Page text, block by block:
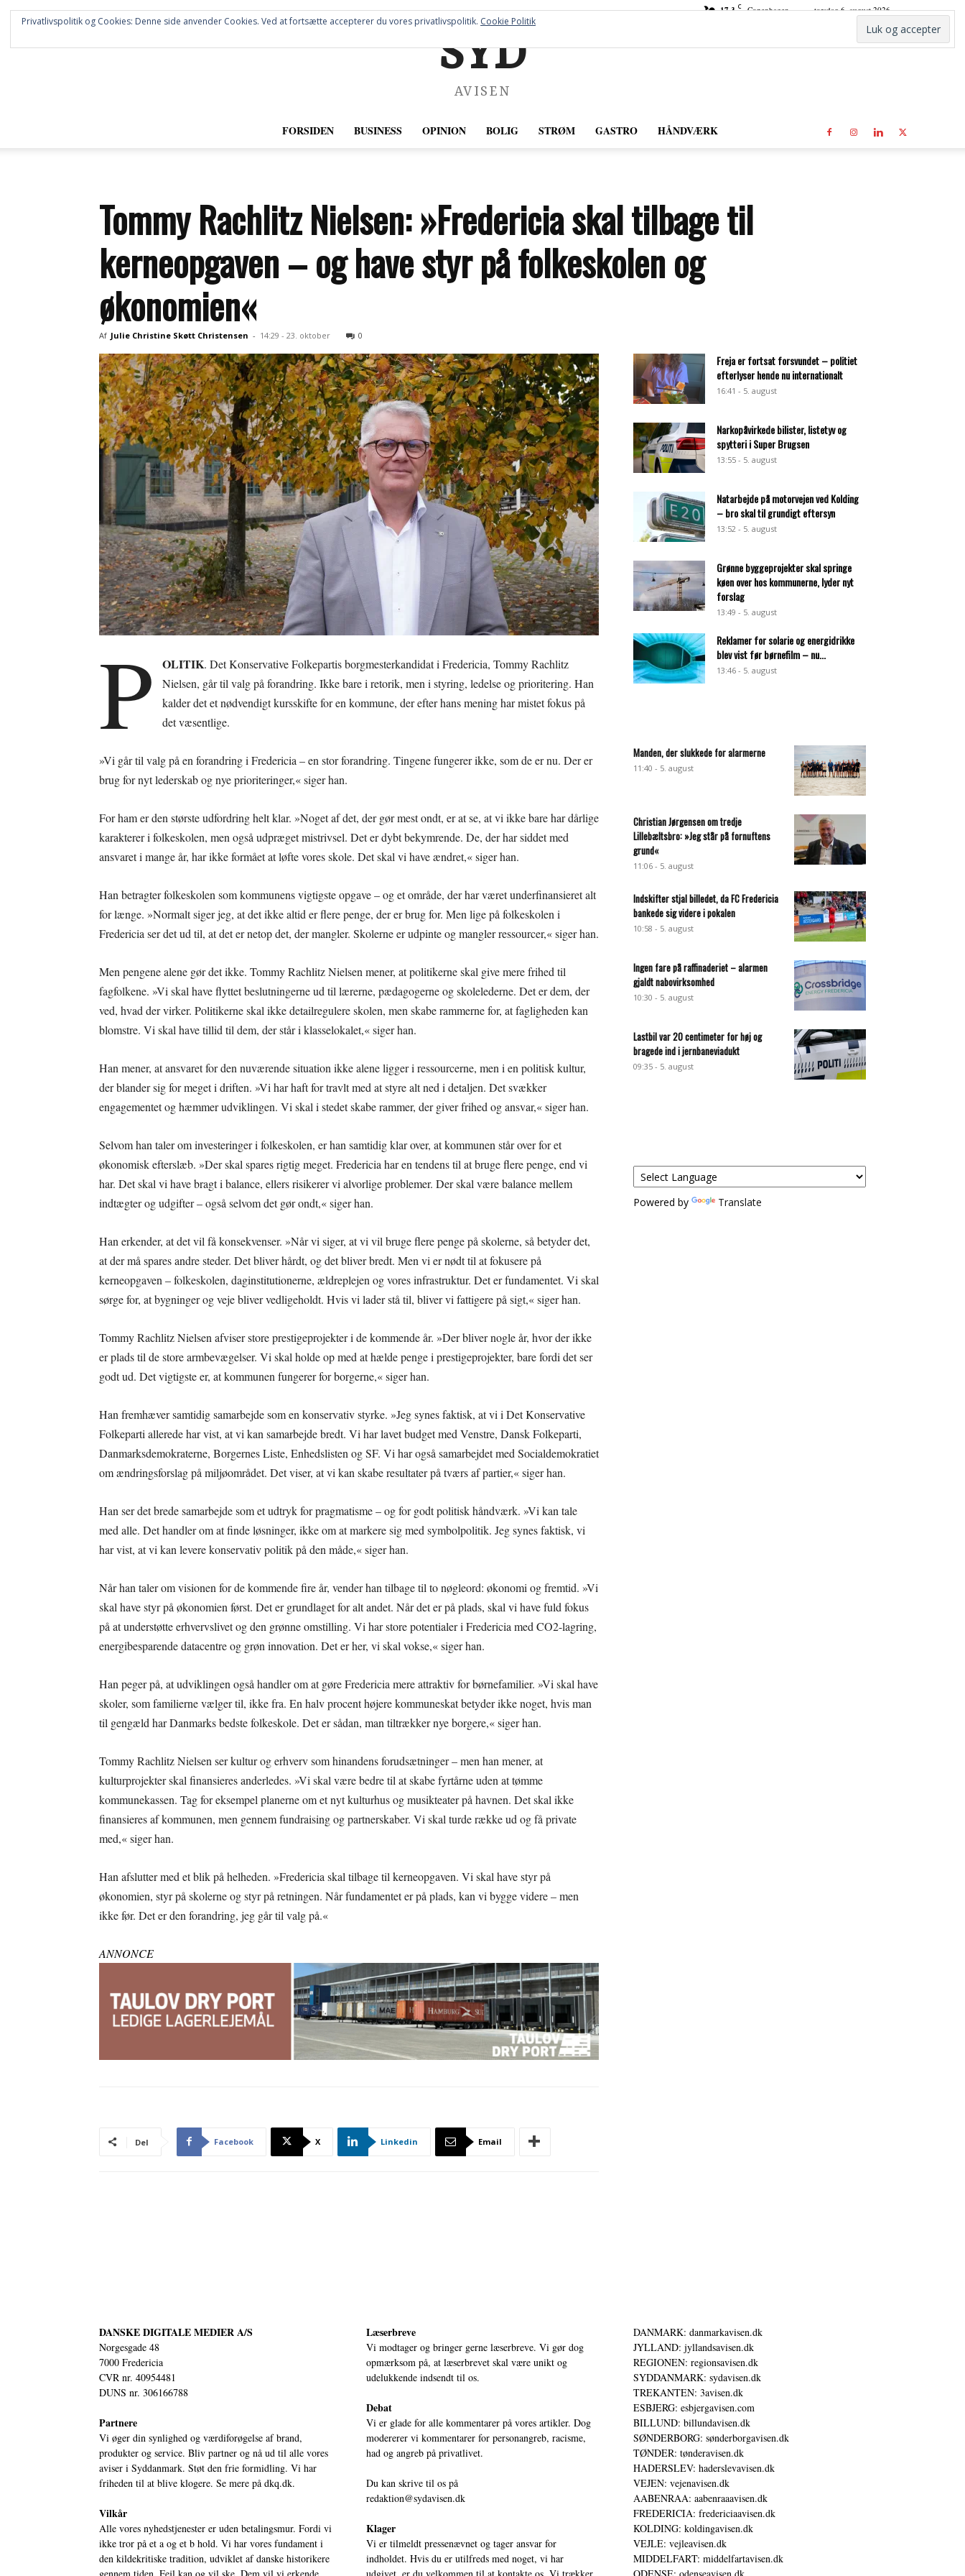
17.3 C Copenhagen torsdag 6. august 2026
SYD
AVISEN
FORSIDEN BUSINESS OPINION BOLIG STRØM GASTRO HÅNDVÆRK
Tommy Rachlitz Nielsen: »Fredericia skal tilbage til
kerneopgaven – og have styr på folkeskolen og
økonomien«
Af Julie Christine Skøtt Christensen - 14:29 - 23. oktober 0
P OLITIK. Det Konservative Folkepartis borgmesterkandidat i Fredericia, Tommy Rachlitz
Nielsen, går til valg på forandring. Ikke bare i retorik, men i styring, ledelse og prioritering. Han
kalder det et nødvendigt kursskifte for en kommune, der efter hans mening har mistet fokus på
det væsentlige.
»Vi går til valg på en forandring i Fredericia – en stor forandring. Tingene fungerer ikke, som de er nu. Der er
brug for nyt lederskab og nye prioriteringer,« siger han.
For ham er den største udfordring helt klar. »Noget af det, der gør mest ondt, er at se, at vi ikke bare har dårlige
karakterer i folkeskolen, men også udpræget mistrivsel. Det er dybt bekymrende. De, der har siddet med
ansvaret i mange år, har ikke formået at løfte vores skole. Det skal vi have ændret,« siger han.
Han betragter folkeskolen som kommunens vigtigste opgave – og et område, der har været underfinansieret alt
for længe. »Normalt siger jeg, at det ikke altid er flere penge, der er brug for. Men lige på folkeskolen i
Fredericia ser det ud til, at det er netop det, der mangler. Skolerne er udpinte og mangler ressourcer,« siger han.
Men pengene alene gør det ikke. Tommy Rachlitz Nielsen mener, at politikerne skal give mere frihed til
fagfolkene. »Vi skal have flyttet beslutningerne ud til lærerne, pædagogerne og skolelederne. Det er dem, der
ved, hvad der virker. Politikerne skal ikke detailregulere skolen, men skabe rammerne for, at fagligheden kan
blomstre. Vi skal have tillid til dem, der står i klasselokalet,« siger han.
Han mener, at ansvaret for den nuværende situation ikke alene ligger i ressourcerne, men i en politisk kultur,
der blander sig for meget i driften. »Vi har haft for travlt med at styre alt ned i detaljen. Det svækker
engagementet og hæmmer udviklingen. Vi skal i stedet skabe rammer, der giver frihed og ansvar,« siger han.
Selvom han taler om investeringer i folkeskolen, er han samtidig klar over, at kommunen står over for et
økonomisk efterslæb. »Der skal spares rigtig meget. Fredericia har en tendens til at bruge flere penge, end vi
har. Det skal vi have bragt i balance, ellers risikerer vi alvorlige problemer. Der skal være balance mellem
indtægter og udgifter – også selvom det gør ondt,« siger han.
Han erkender, at det vil få konsekvenser. »Når vi siger, at vi vil bruge flere penge på skolerne, så betyder det,
at der må spares andre steder. Det bliver hårdt, og det bliver bredt. Men vi er nødt til at fokusere på
kerneopgaven – folkeskolen, daginstitutionerne, ældreplejen og vores infrastruktur. Det er fundamentet. Vi skal
sørge for, at bygninger og veje bliver vedligeholdt. Hvis vi lader stå til, bliver vi fattigere på sigt,« siger han.
Tommy Rachlitz Nielsen afviser store prestigeprojekter i de kommende år. »Der bliver nogle år, hvor der ikke
er plads til de store armbevægelser. Vi skal holde op med at hælde penge i prestigeprojekter, bare fordi det ser
godt ud. Det vigtigste er, at kommunen fungerer for borgerne,« siger han.
Han fremhæver samtidig samarbejde som en konservativ styrke. »Jeg synes faktisk, at vi i Det Konservative
Folkeparti allerede har vist, at vi kan samarbejde bredt. Vi har lavet budget med Venstre, Dansk Folkeparti,
Danmarksdemokraterne, Borgernes Liste, Enhedslisten og SF. Vi har også samarbejdet med Socialdemokratiet
om ændringsforslag på miljøområdet. Det viser, at vi kan skabe resultater på tværs af partier,« siger han.
Han ser det brede samarbejde som et udtryk for pragmatisme – og for godt politisk håndværk. »Vi kan tale
med alle. Det handler om at finde løsninger, ikke om at markere sig med symbolpolitik. Jeg synes faktisk, vi
har vist, at vi kan levere konservativ politik på den måde,« siger han.
Når han taler om visionen for de kommende fire år, vender han tilbage til to nøgleord: økonomi og fremtid. »Vi
skal have styr på økonomien først. Det er grundlaget for alt andet. Når det er på plads, skal vi have fuld fokus
på at understøtte erhvervslivet og den grønne omstilling. Vi har store potentialer i Fredericia med CO2-lagring,
energibesparende datacentre og grøn innovation. Det er her, vi skal vokse,« siger han.
Han peger på, at udviklingen også handler om at gøre Fredericia mere attraktiv for børnefamilier. »Vi skal have
skoler, som familierne vælger til, ikke fra. En halv procent højere kommuneskat betyder ikke noget, hvis man
til gengæld har Danmarks bedste folkeskole. Det er sådan, man tiltrækker nye borgere,« siger han.
Tommy Rachlitz Nielsen ser kultur og erhverv som hinandens forudsætninger – men han mener, at
kulturprojekter skal finansieres anderledes. »Vi skal være bedre til at skabe fyrtårne uden at tømme
kommunekassen. Tag for eksempel planerne om et nyt kulturhus og musikteater på havnen. Det skal ikke
finansieres af kommunen, men gennem fundraising og partnerskaber. Vi skal turde række ud og få private
med,« siger han.
Han afslutter med et blik på helheden. »Fredericia skal tilbage til kerneopgaven. Vi skal have styr på
økonomien, styr på skolerne og styr på retningen. Når fundamentet er på plads, kan vi bygge videre – men
ikke før. Det er den forandring, jeg går til valg på.«
ANNONCE
Del Facebook X Linkedin Email
Freja er fortsat forsvundet – politiet
efterlyser hende nu internationalt
16:41 - 5. august
Narkopåvirkede bilister, listetyv og
spytteri i Super Brugsen
13:55 - 5. august
Natarbejde på motorvejen ved Kolding
– bro skal til grundigt eftersyn
13:52 - 5. august
Grønne byggeprojekter skal springe
køen over hos kommunerne, lyder nyt
forslag
13:49 - 5. august
Reklamer for solarie og energidrikke
blev vist før børnefilm – nu...
13:46 - 5. august
Manden, der slukkede for alarmerne
11:40 - 5. august
Christian Jørgensen om tredje
Lillebæltsbro: »Jeg står på fornuftens
grund«
11:06 - 5. august
Indskifter stjal billedet, da FC Fredericia
bankede sig videre i pokalen
10:58 - 5. august
Ingen fare på raffinaderiet – alarmen
gjaldt nabovirksomhed
10:30 - 5. august
Lastbil var 20 centimeter for høj og
bragede ind i jernbaneviadukt
09:35 - 5. august
Powered by Translate
DANSKE DIGITALE MEDIER A/S
Norgesgade 48
7000 Fredericia
CVR nr. 40954481
DUNS nr. 306166788
Partnere
Vi øger din synlighed og værdiforøgelse af brand,
produkter og service. Bliv partner og nå ud til alle vores
aviser i Syddanmark. Støt den frie formidling. Vi har
friheden til at blive klogere. Se mere på dkq.dk.
Vilkår
Alle vores nyhedstjenester er uden betalingsmur. Fordi vi
ikke tror på et a og et b hold. Vi har vores fundament i
den kildekritiske tradition, udviklet af danske historikere
Læserbreve
Vi modtager og bringer gerne læserbreve. Vi gør dog
opmærksom på, at læserbrevet skal være unikt og
udelukkende indsendt til os.
Debat
Vi er glade for alle kommentarer på vores artikler. Dog
modererer vi kommentarer for personangreb, racisme,
had og angreb på privatlivet.
Du kan skrive til os på
redaktion@sydavisen.dk
Klager
Vi er tilmeldt pressenævnet og tager ansvar for
indholdet. Hvis du er utilfreds med noget, vi har
DANMARK: danmarkavisen.dk
JYLLAND: jyllandsavisen.dk
REGIONEN: regionsavisen.dk
SYDDANMARK: sydavisen.dk
TREKANTEN: 3avisen.dk
ESBJERG: esbjergavisen.com
BILLUND: billundavisen.dk
SØNDERBORG: sønderborgavisen.dk
TØNDER: tønderavisen.dk
HADERSLEV: haderslevavisen.dk
VEJEN: vejenavisen.dk
AABENRAA: aabenraaavisen.dk
FREDERICIA: fredericiaavisen.dk
KOLDING: koldingavisen.dk
VEJLE: vejleavisen.dk
MIDDELFART: middelfartavisen.dk
Privatlivspolitik og Cookies: Denne side anvender Cookies. Ved at fortsætte accepterer du vores privatlivspolitik. Cookie Politik